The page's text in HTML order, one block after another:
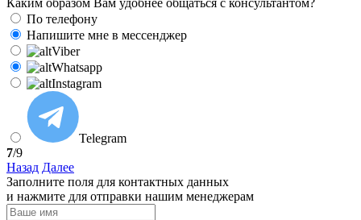
Каким образом Вам удобнее общаться с консультантом?
По телефону
Напишите мне в мессенджер
Viber
Whatsapp
Instagram
Telegram
7/9
Назад Далее
Заполните поля для контактных данных
и нажмите для отправки нашим менеджерам